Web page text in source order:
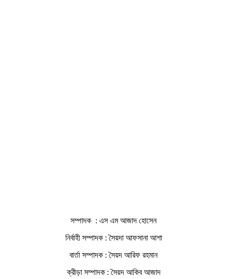
সম্পাদক : এস এম আজাদ হোসেন
নির্বাহী সম্পাদক : সৈয়দা আফসানা আশা
বার্তা সম্পাদক : সৈয়দ আরিফ রহমান
ক্রীড়া সম্পাদক : সৈয়দ আকিব আজাদ